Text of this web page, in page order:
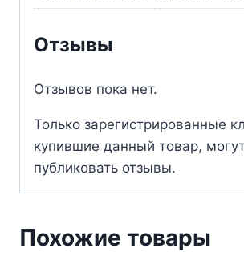
Отзывы
Отзывов пока нет.
Только зарегистрированные
купившие данный товар,
публиковать отзывы.
Похожие товары